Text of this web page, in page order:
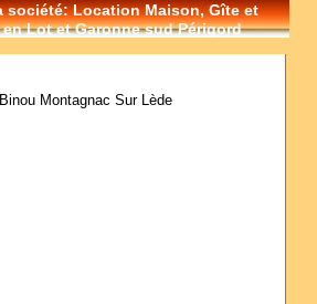
société: Location Maison, Gîte et
en Lot et Garonne sud Périgord
Montagnac Sur Lède